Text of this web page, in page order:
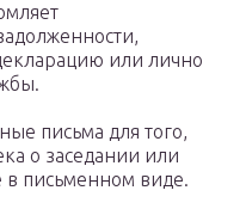
или лично
письма для того,
о заседании или
письменном виде.